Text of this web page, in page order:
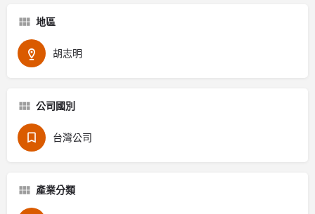
地區
胡志明
公司國別
台灣公司
產業分類